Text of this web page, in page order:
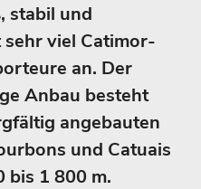
stabil und
viel Catimor-
an. Der
Anbau besteht
angebauten
und Catuais
bis 1 800 m.